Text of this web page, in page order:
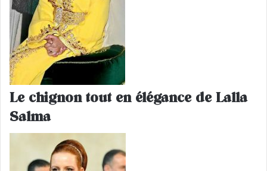
Le chignon tout en élégance de Lalla
Salma